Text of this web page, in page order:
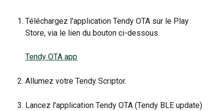
Téléchargez l'application Tendy OTA sur le Play
Store, via le lien du bouton ci-dessous.
Tendy OTA app
Allumez votre Tendy Scriptor.
Lancez l'application Tendy OTA (Tendy BLE update)